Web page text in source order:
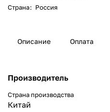
Страна: Россия
Описание Оплата
Производитель
Страна производства
Китай